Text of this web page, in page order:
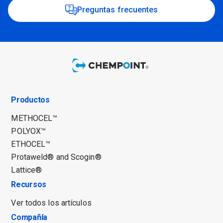
Preguntas frecuentes
Productos
METHOCEL™
POLYOX™
ETHOCEL™
Protaweld® and Scogin®
Lattice®
Recursos
Ver todos los artículos
Compañía